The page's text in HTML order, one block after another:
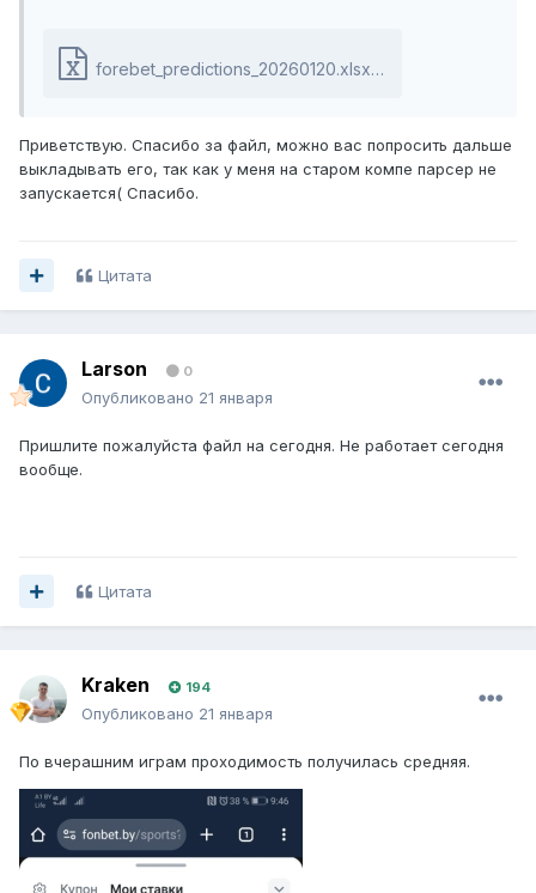
forebet_predictions_20260120.xlsx 12.84 kB
Приветствую. Спасибо за файл, можно вас попросить дальше
выкладывать его, так как у меня на старом компе парсер не
запускается( Спасибо.
Цитата
Larson 0
Опубликовано 21 января
Пришлите пожалуйста файл на сегодня. Не работает сегодня
вообще.
Цитата
Kraken 194
Опубликовано 21 января
По вчерашним играм проходимость получилась средняя.